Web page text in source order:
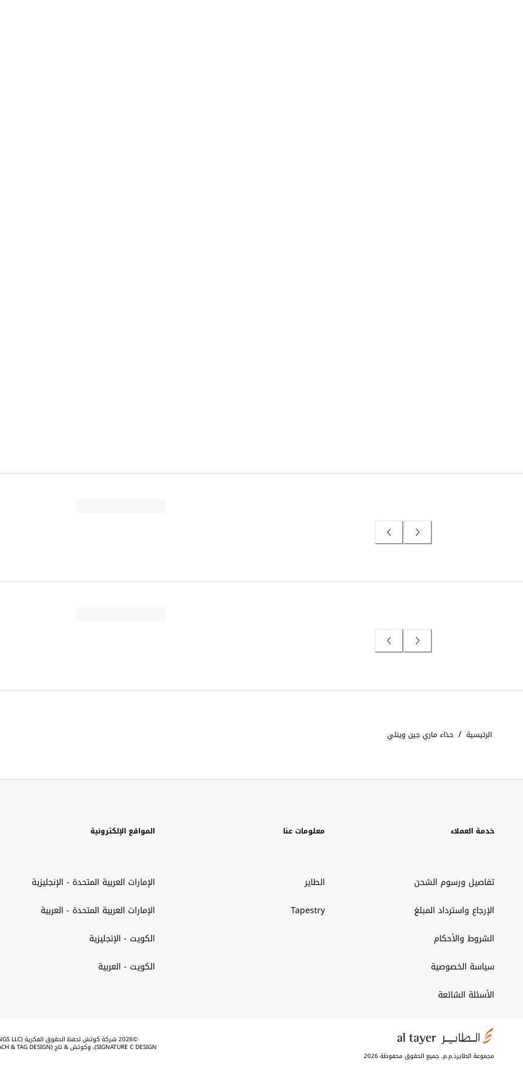
الرئيسية / حذاء ماري جين وينلي
خدمة العملاء
تفاصيل ورسوم الشحن
الإرجاع واسترداد المبلغ
الشروط والأحكام
سياسة الخصوصية
الأسئلة الشائعة
معلومات عنا
الطاير
Tapestry
المواقع الإلكترونية
الإمارات العربية المتحدة - الإنجليزية
الإمارات العربية المتحدة - العربية
الكويت - الإنجليزية
الكويت - العربية
مجموعة الطايرذ.م.م. جميع الحقوق محفوظة 2026